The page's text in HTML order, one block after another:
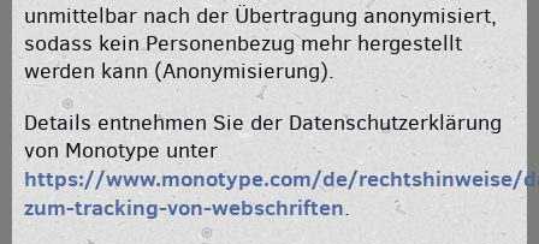
unmittelbar nach der Übertragung anonymisiert,
sodass kein Personenbezug mehr hergestellt
werden kann (Anonymisierung).
Details entnehmen Sie der Datenschutzerklärung
von Monotype unter
https://www.monotype.com/de/rechtshinweise/
zum-tracking-von-webschriften.